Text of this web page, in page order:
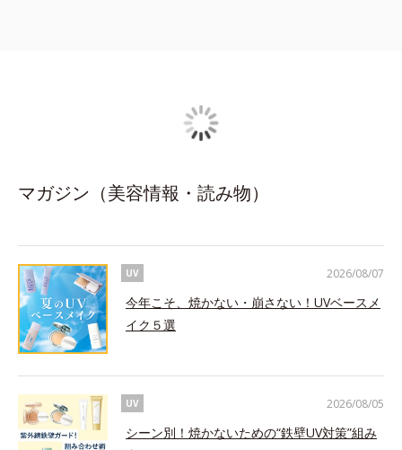
マガジン（美容情報・読み物）
UV
今年こそ、焼かない・崩さない！UVベースメ
イク５選
2026/08/07
UV
シーン別！焼かないための“鉄壁UV対策”組み
2026/08/05